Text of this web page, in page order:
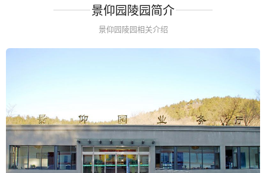
景仰园陵园简介
景仰园陵园相关介绍